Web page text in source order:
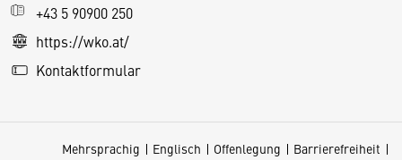
+43 5 90900 250
https://wko.at/
Kontaktformular
Mehrsprachig Englisch Offenlegung Barrierefreiheit
e
S
e